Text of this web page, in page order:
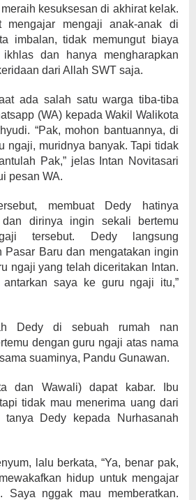
kesuksesan di akhirat kelak.
mengajar mengaji anak-anak di
imbalan, tidak memungut biaya
dan hanya mengharapkan
dari Allah SWT saja.
ada salah satu warga tiba-tiba
(WA) kepada Wakil Walikota
“Pak, mohon bantuannya, di
ngaji, muridnya banyak. Tapi tidak
Pak,” jelas Intan Novitasari
pesan WA.
membuat Dedy hatinya
dan dirinya ingin sekali bertemu
tersebut. Dedy langsung
Pasar Baru dan mengatakan ingin
ngaji yang telah diceritakan Intan.
antarkan saya ke guru ngaji itu,”
Dedy di sebuah rumah nan
dengan guru ngaji atas nama
suaminya, Pandu Gunawan.
dan Wawali) dapat kabar. Ibu
tidak mau menerima uang dari
tanya Dedy kepada Nurhasanah
lalu berkata, “Ya, benar pak,
hidup untuk mengajar
Saya nggak mau memberatkan.